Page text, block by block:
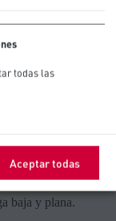
baja y plana.
todas las
Aceptar todas